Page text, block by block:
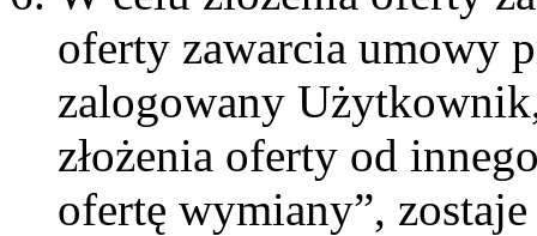
oferty zawarcia umowy
zalogowany
złożenia oferty od
ofertę wymiany”,